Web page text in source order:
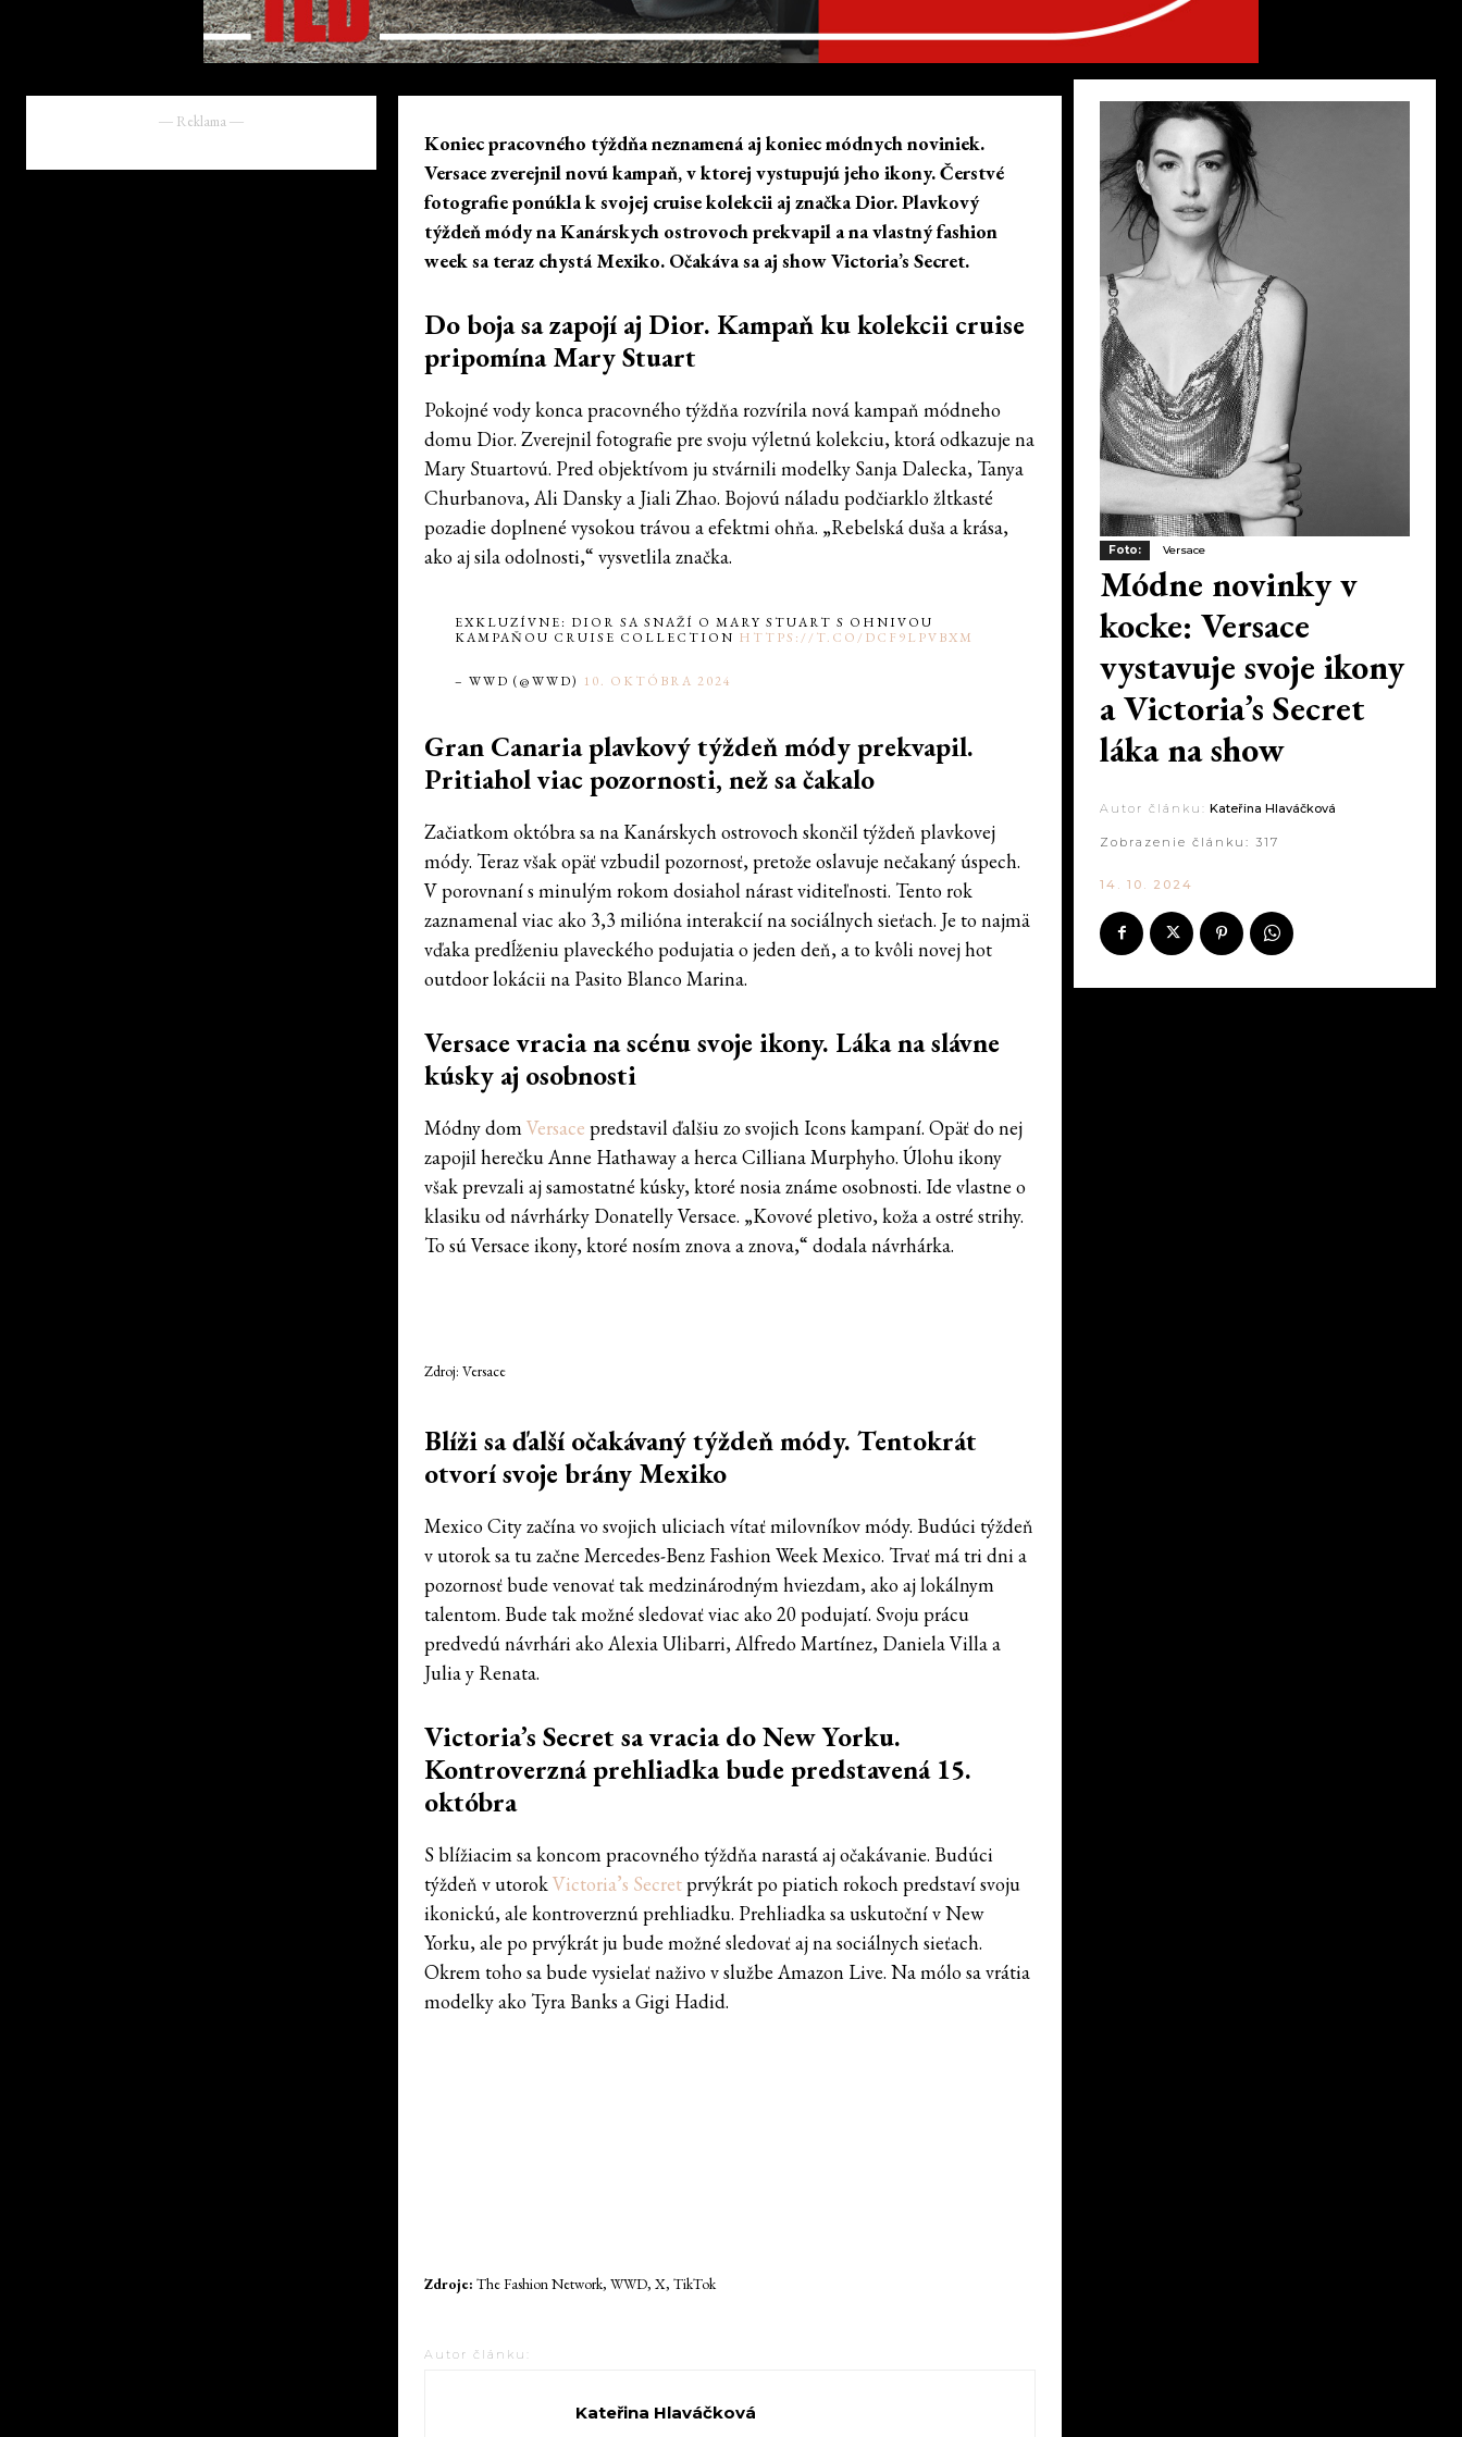
― Reklama ―
Koniec pracovného týždňa neznamená aj koniec módnych noviniek.
Versace zverejnil novú kampaň, v ktorej vystupujú jeho ikony. Čerstvé
fotografie ponúkla k svojej cruise kolekcii aj značka Dior. Plavkový
týždeň módy na Kanárskych ostrovoch prekvapil a na vlastný fashion
week sa teraz chystá Mexiko. Očakáva sa aj show Victoria’s Secret.
Do boja sa zapojí aj Dior. Kampaň ku kolekcii cruise
pripomína Mary Stuart
Pokojné vody konca pracovného týždňa rozvírila nová kampaň módneho
domu Dior. Zverejnil fotografie pre svoju výletnú kolekciu, ktorá odkazuje na
Mary Stuartovú. Pred objektívom ju stvárnili modelky Sanja Dalecka, Tanya
Churbanova, Ali Dansky a Jiali Zhao. Bojovú náladu podčiarklo žltkasté
pozadie doplnené vysokou trávou a efektmi ohňa. „Rebelská duša a krása,
ako aj sila odolnosti,“ vysvetlila značka.
EXKLUZÍVNE: DIOR SA SNAŽÍ O MARY STUART S OHNIVOU
KAMPAŇOU CRUISE COLLECTION HTTPS://T.CO/DCF9LPVBXM
– WWD (@WWD) 10. OKTÓBRA 2024
Gran Canaria plavkový týždeň módy prekvapil.
Pritiahol viac pozornosti, než sa čakalo
Začiatkom októbra sa na Kanárskych ostrovoch skončil týždeň plavkovej
módy. Teraz však opäť vzbudil pozornosť, pretože oslavuje nečakaný úspech.
V porovnaní s minulým rokom dosiahol nárast viditeľnosti. Tento rok
zaznamenal viac ako 3,3 milióna interakcií na sociálnych sieťach. Je to najmä
vďaka predĺženiu plaveckého podujatia o jeden deň, a to kvôli novej hot
outdoor lokácii na Pasito Blanco Marina.
Versace vracia na scénu svoje ikony. Láka na slávne
kúsky aj osobnosti
Módny domVersace predstavil ďalšiu zo svojich Icons kampaní. Opäť do nej
zapojil herečku Anne Hathaway a herca Cilliana Murphyho. Úlohu ikony
však prevzali aj samostatné kúsky, ktoré nosia známe osobnosti. Ide vlastne o
klasiku od návrhárky Donatelly Versace. „Kovové pletivo, koža a ostré strihy.
To sú Versace ikony, ktoré nosím znova a znova,“ dodala návrhárka.
Zdroj: Versace
Blíži sa ďalší očakávaný týždeň módy. Tentokrát
otvorí svoje brány Mexiko
Mexico City začína vo svojich uliciach vítať milovníkov módy. Budúci týždeň
v utorok sa tu začne Mercedes-Benz Fashion Week Mexico. Trvať má tri dni a
pozornosť bude venovať tak medzinárodným hviezdam, ako aj lokálnym
talentom. Bude tak možné sledovať viac ako 20 podujatí. Svoju prácu
predvedú návrhári ako Alexia Ulibarri, Alfredo Martínez, Daniela Villa a
Julia y Renata.
Victoria’s Secret sa vracia do New Yorku.
Kontroverzná prehliadka bude predstavená 15.
októbra
S blížiacim sa koncom pracovného týždňa narastá aj očakávanie. Budúci
týždeň v utorokVictoria’s Secretprvýkrát po piatich rokoch predstaví svoju
ikonickú, ale kontroverznú prehliadku. Prehliadka sa uskutoční v New
Yorku, ale po prvýkrát ju bude možné sledovať aj na sociálnych sieťach.
Okrem toho sa bude vysielať naživo v službe Amazon Live. Na mólo sa vrátia
modelky ako Tyra Banks a Gigi Hadid.
Zdroje: The Fashion Network, WWD, X, TikTok
Autor článku:
Kateřina Hlaváčková
Foto: Versace
Módne novinky v
kocke: Versace
vystavuje svoje ikony
a Victoria’s Secret
láka na show
Autor článku: Kateřina Hlaváčková
Zobrazenie článku: 317
14. 10. 2024